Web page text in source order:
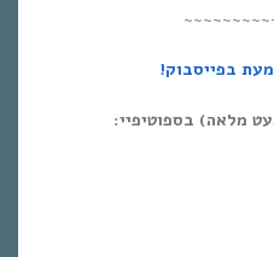
בפייסבוק!
מלאה) בספוטיפיי: